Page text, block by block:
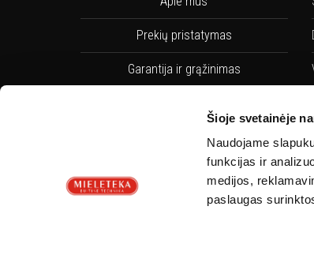
Šioje svetainėje
Naudojame
funkcijas ir
medijos,
paslaugas
Prekių pristatymas
Garantija ir grąžinimas
Privatumo Politika
Kontaktai